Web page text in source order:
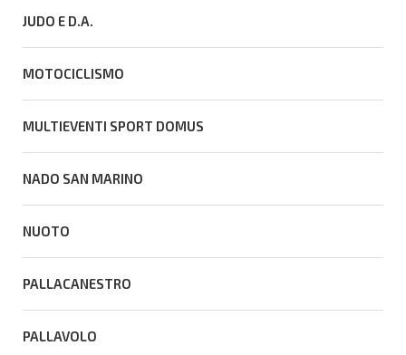
JUDO E D.A.
MOTOCICLISMO
MULTIEVENTI SPORT DOMUS
NADO SAN MARINO
NUOTO
PALLACANESTRO
PALLAVOLO